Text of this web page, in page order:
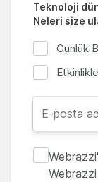
Teknoloji
Neleri size
Günlük